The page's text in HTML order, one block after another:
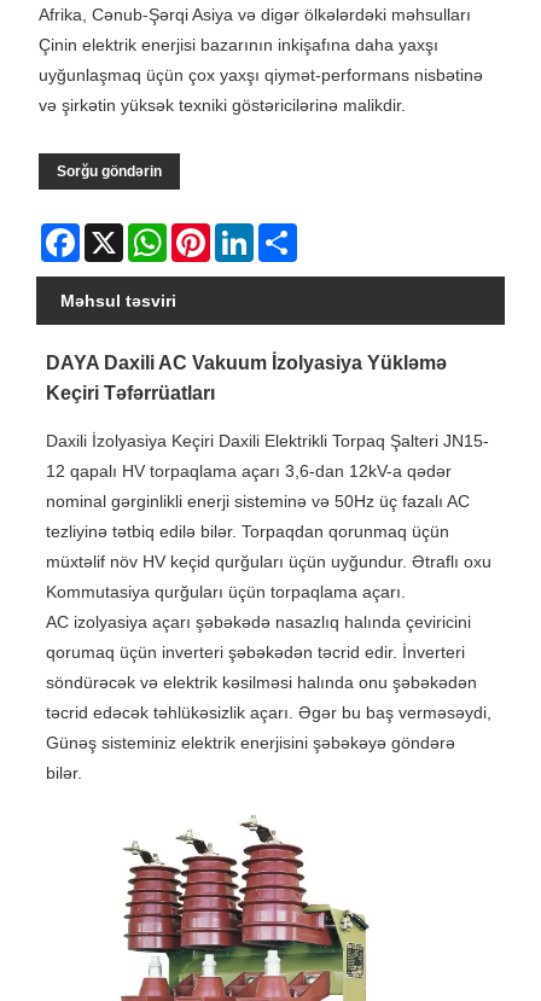
Afrika, Cənub-Şərqi Asiya və digər ölkələrdəki məhsulları
Çinin elektrik enerjisi bazarının inkişafına daha yaxşı
uyğunlaşmaq üçün çox yaxşı qiymət-performans nisbətinə
və şirkətin yüksək texniki göstəricilərinə malikdir.
Sorğu göndərin
Facebook
X WhatsAppPinterestLinkedIn
Məhsul təsviri
DAYA Daxili AC Vakuum İzolyasiya Yükləmə
Keçiri Təfərrüatları
Daxili İzolyasiya Keçiri Daxili Elektrikli Torpaq Şalteri JN15-
12 qapalı HV torpaqlama açarı 3,6-dan 12kV-a qədər
nominal gərginlikli enerji sisteminə və 50Hz üç fazalı AC
tezliyinə tətbiq edilə bilər. Torpaqdan qorunmaq üçün
müxtəlif növ HV keçid qurğuları üçün uyğundur. Ətraflı oxu
Kommutasiya qurğuları üçün torpaqlama açarı.
AC izolyasiya açarı şəbəkədə nasazlıq halında çeviricini
qorumaq üçün inverteri şəbəkədən təcrid edir. İnverteri
söndürəcək və elektrik kəsilməsi halında onu şəbəkədən
təcrid edəcək təhlükəsizlik açarı. Əgər bu baş verməsəydi,
Günəş sisteminiz elektrik enerjisini şəbəkəyə göndərə
bilər.